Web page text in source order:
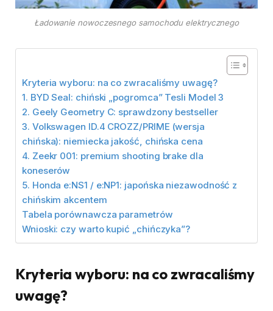
Ładowanie nowoczesnego samochodu elektrycznego
Kryteria wyboru: na co zwracaliśmy uwagę?
1. BYD Seal: chiński „pogromca” Tesli Model 3
2. Geely Geometry C: sprawdzony bestseller
3. Volkswagen ID.4 CROZZ/PRIME (wersja
chińska): niemiecka jakość, chińska cena
4. Zeekr 001: premium shooting brake dla
koneserów
5. Honda e:NS1 / e:NP1: japońska niezawodność z
chińskim akcentem
Tabela porównawcza parametrów
Wnioski: czy warto kupić „chińczyka”?
Kryteria wyboru: na co zwracaliśmy
uwagę?